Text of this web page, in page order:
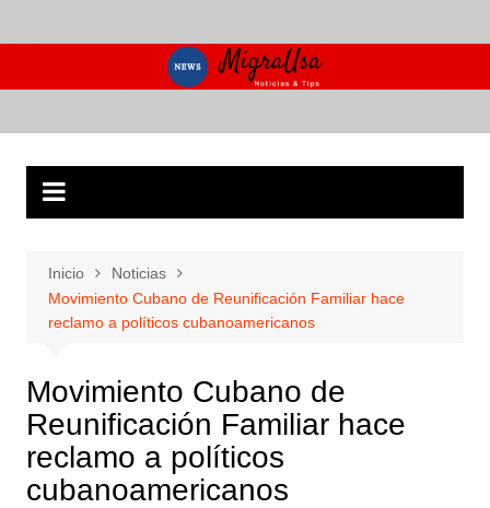
al
Inicio
Noticias
Movimiento Cubano de Reunificación Familiar hace
reclamo a políticos cubanoamericanos
Movimiento Cubano de
Reunificación Familiar hace
reclamo a políticos
cubanoamericanos